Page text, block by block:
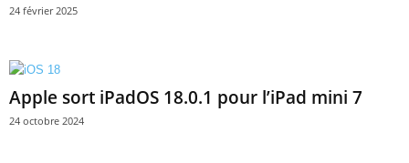
24 février 2025
Apple sort iPadOS 18.0.1 pour l’iPad mini 7
24 octobre 2024